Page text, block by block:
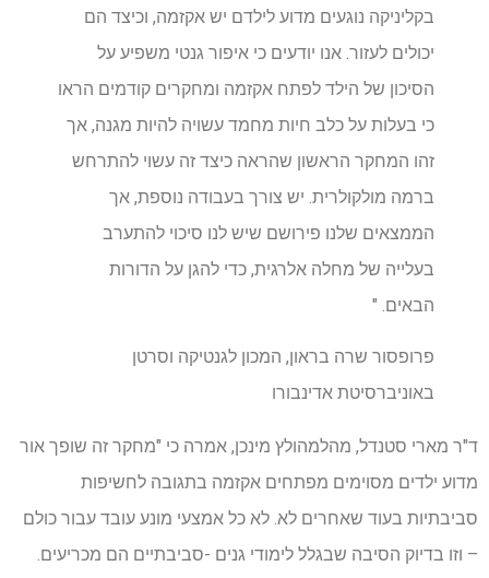
בקליניקה נוגעים מדוע לילדם יש אקזמה, וכיצד הם
יכולים לעזור. אנו יודעים כי איפור גנטי משפיע על
הסיכון של הילד לפתח אקזמה ומחקרים קודמים הראו
כי בעלות על כלב חיות מחמד עשויה להיות מגנה, אך
זהו המחקר הראשון שהראה כיצד זה עשוי להתרחש
ברמה מולקולרית. יש צורך בעבודה נוספת, אך
הממצאים שלנו פירושם שיש לנו סיכוי להתערב
בעלייה של מחלה אלרגית, כדי להגן על הדורות
הבאים. "
פרופסור שרה בראון, המכון לגנטיקה וסרטן
באוניברסיטת אדינבורו
ד"ר מארי סטנדל, מהלמהולץ מינכן, אמרה כי "מחקר זה שופך אור
מדוע ילדים מסוימים מפתחים אקזמה בתגובה לחשיפות
סביבתיות בעוד שאחרים לא. לא כל אמצעי מונע עובד עבור כולם
– וזו בדיוק הסיבה שבגלל לימודי גנים -סביבתיים הם מכריעים.